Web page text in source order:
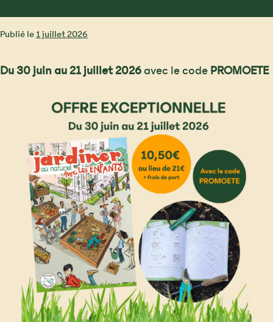
Publié le1 juillet 2026
Du 30 juin au 21 juillet 2026avec le codePROMOETE